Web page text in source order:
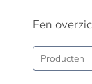
Een
Producten